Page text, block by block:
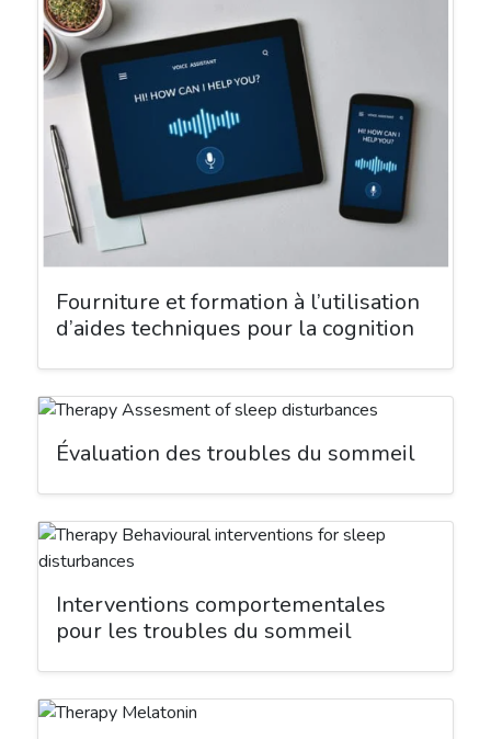
Fourniture et formation à l’utilisation
d’aides techniques pour la cognition
Évaluation des troubles du sommeil
Interventions comportementales
pour les troubles du sommeil